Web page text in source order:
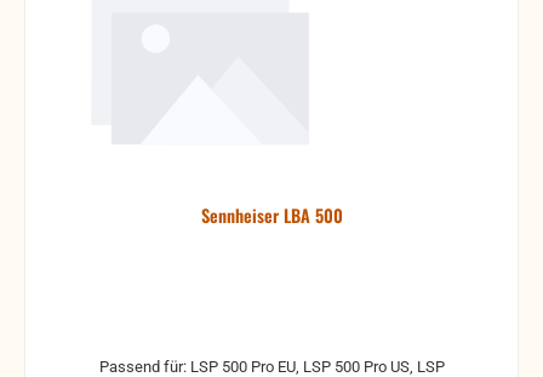
Sennheiser LBA 500
Passend für: LSP 500 Pro EU, LSP 500 Pro US, LSP